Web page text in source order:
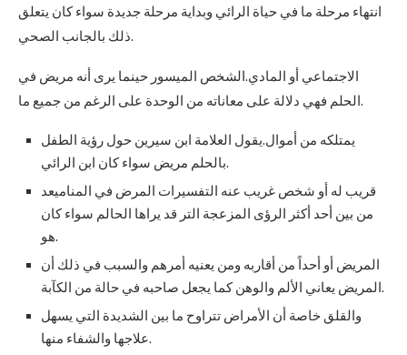
انتهاء مرحلة ما في حياة الرائي وبداية مرحلة جديدة سواء كان يتعلق
ذلك بالجانب الصحي.
الاجتماعي أو المادي.الشخص الميسور حينما يرى أنه مريض في
الحلم فهي دلالة على معاناته من الوحدة على الرغم من جميع ما.
يمتلكه من أموال.يقول العلامة ابن سيرين حول رؤية الطفل
بالحلم مريض سواء كان ابن الرائي.
قريب له أو شخص غريب عنه التفسيرات المرض في المناميعد
من بين أحد أكثر الرؤى المزعجة التر قد يراها الحالم سواء كان
هو.
المريض أو أحداً من أقاربه ومن يعنيه أمرهم والسبب في ذلك أن
المريض يعاني الألم والوهن كما يجعل صاحبه في حالة من الكآبة.
والقلق خاصة أن الأمراض تتراوح ما بين الشديدة التي يسهل
علاجها والشفاء منها.